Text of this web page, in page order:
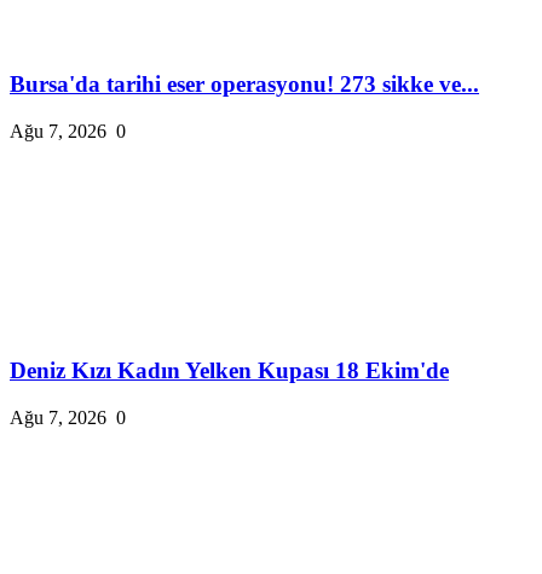
Bursa'da tarihi eser operasyonu! 273 sikke ve...
Ağu 7, 2026 0
Deniz Kızı Kadın Yelken Kupası 18 Ekim'de
Ağu 7, 2026 0